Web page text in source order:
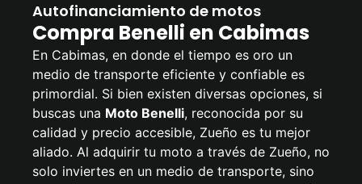
Autofinanciamiento de motos
Compra Benelli en Cabimas
En Cabimas, en donde el tiempo es oro un
medio de transporte eficiente y confiable es
primordial. Si bien existen diversas opciones, si
buscas una Moto Benelli, reconocida por su
calidad y precio accesible, Zueño es tu mejor
aliado. Al adquirir tu moto a través de Zueño, no
solo inviertes en un medio de transporte, sino